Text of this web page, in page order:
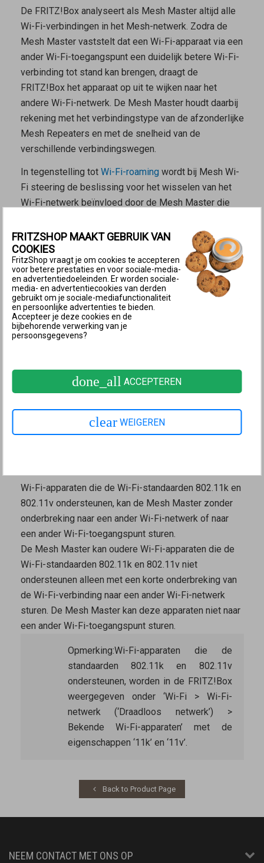
De FRITZ!Box analyseert als Mesh Masteraltijd alle
Wi-Fi-verbindingen in het Mesh-netwerk. Zodra de
Mesh Mastervaststelt dat een Wi-Fi-apparaat via een
ander Wi-Fi-toegangspunt een duidelijk betere Wi-Fi-
verbinding tot stand kan brengen, draagt de
FRITZ!Box het apparaat op uit te wijken naar het
andere Wi-Fi-netwerk. De Mesh Masterhoudt daarbij
rekening met het verbindingstype van de afzonderlijke
Mesh Repeaters en met de snelheid van de
verschillende verbindingswegen.
In tegenstelling tot Wi-Fi-roaming wordt bij Mesh Wi-
Fi steering de beslissing voor het wisselen van het
Wi-Fi-netwerk beïnvloed door de Mesh Masterdie
beslissing om te wisselen ligt echter bij het Wi-Fi-
apparaat zelf.
Voorwaarden voor Mesh Wi-Fi steering
De FRITZ!Box is in de fabrieksinstellingen zo
ingesteld, dat de FRITZ!Box alsMesh Master
apparaten naar het andere Wi-Fi-netwerk of naar een
ander Wi-Fi-toegangspunt kan sturen. Dit is niet
of als de andere FRITZ!-apparaten niet goed in het
Mesh-netwerk zijn opgenomen. In dit geval moet je
hetWi-Fi-netwerk van de FRITZ!Box optimaliseren.
De Wi-Fi-apparaten moeten de standaarden 802.11k
Wi-Fi-apparaten die de Wi-Fi-standaarden 802.11k en
802.11v ondersteunen, kan de Mesh Masterzonder
onderbreking naar een ander Wi-Fi-netwerk of naar
een ander Wi-Fi-toegangspunt sturen.
De Mesh Masterkan oudere Wi-Fi-apparaten die de
Wi-Fi-standaarden 802.11k en 802.11v niet
ondersteunen alleen met een korte onderbreking van
de Wi-Fi-verbinding naar een ander Wi-Fi-netwerk
sturen. De Mesh Masterkan deze apparaten niet naar
een ander Wi-Fi-toegangspunt sturen.
Opmerking:Wi-Fi-apparaten die de
standaarden 802.11k en 802.11v
ondersteunen, worden in de FRITZ!Box
weergegeven onder ‘Wi-Fi > Wi-Fi-
netwerk (‘Draadloos netwerk’) >
Bekende Wi-Fi-apparaten’ met de
eigenschappen ‘11k’ en ‘11v’.
Back to Product Page
NEEM CONTACT MET ONS OP
FRITZSHOP MAAKT GEBRUIK VAN
COOKIES
FritzShop vraagt je om cookies te accepteren
voor betere prestaties en voor sociale-media-
en advertentiedoeleinden. Er worden sociale-
media- en advertentiecookies van derden
gebruikt om je sociale-mediafunctionaliteit
en persoonlijke advertenties te bieden.
Accepteer je deze cookies en de
bijbehorende verwerking van je
persoonsgegevens?
done_all ACCEPTEREN
clear WEIGEREN